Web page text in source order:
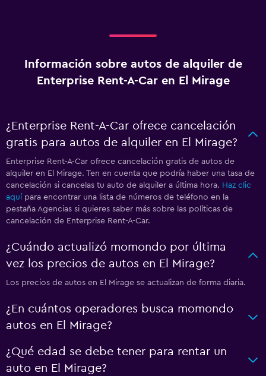
Información sobre autos de alquiler de
Enterprise Rent-A-Car en El Mirage
¿Enterprise Rent-A-Car ofrece cancelación
gratis para autos de alquiler en El Mirage?
Enterprise Rent-A-Car ofrece cancelación gratis de autos de
alquiler en El Mirage. Ten en cuenta que podría haber una tasa de
cancelación si cancelas tu auto de alquiler a última hora. Haz clic
aquí para encontrar una lista de números de teléfono en la
pestaña Agencias si quieres saber más sobre las políticas de
cancelación de Enterprise Rent-A-Car.
¿Cuándo actualizó momondo por última
vez los precios de autos en El Mirage?
Los precios de autos en El Mirage se actualizan de forma diaria.
¿En cuántos operadores busca momondo
autos en El Mirage?
¿Qué edad se debe tener para rentar un
auto en El Mirage?